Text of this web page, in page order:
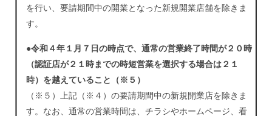
を行い、要請期間中の開業となった新規開業店舗を除きま
す。
●令和４年１月７日の時点で、通常の営業終了時間が２０時
（認証店が２１時までの時短営業を選択する場合は２１
時）を越えていること
（※５）
（※５）上記（※４）の要請期間中の新規開業店を除きま
す。なお、通常の営業時間は、チラシやホームページ、看